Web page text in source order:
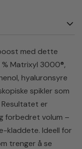
med dette
% Matrixyl 3000®,
hyaluronsyre
spikler som
er
forbedret volum –
kladdete. Ideell for
trenger å se